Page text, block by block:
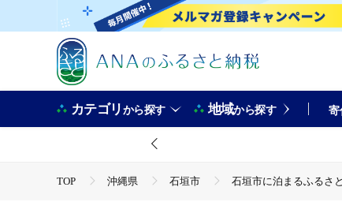
カテゴリから探す 地域から探す 寄
TOP 沖縄県 石垣市 石垣市に泊まるふるさ